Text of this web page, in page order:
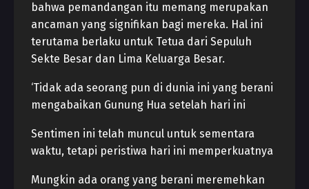
bahwa pemandangan itu memang merupakan
ancaman yang signifikan bagi mereka. Hal ini
terutama berlaku untuk Tetua dari Sepuluh
Sekte Besar dan Lima Keluarga Besar.
‘Tidak ada seorang pun di dunia ini yang berani
mengabaikan Gunung Hua setelah hari ini
Sentimen ini telah muncul untuk sementara
waktu, tetapi peristiwa hari ini memperkuatnya
Mungkin ada orang yang berani meremehkan